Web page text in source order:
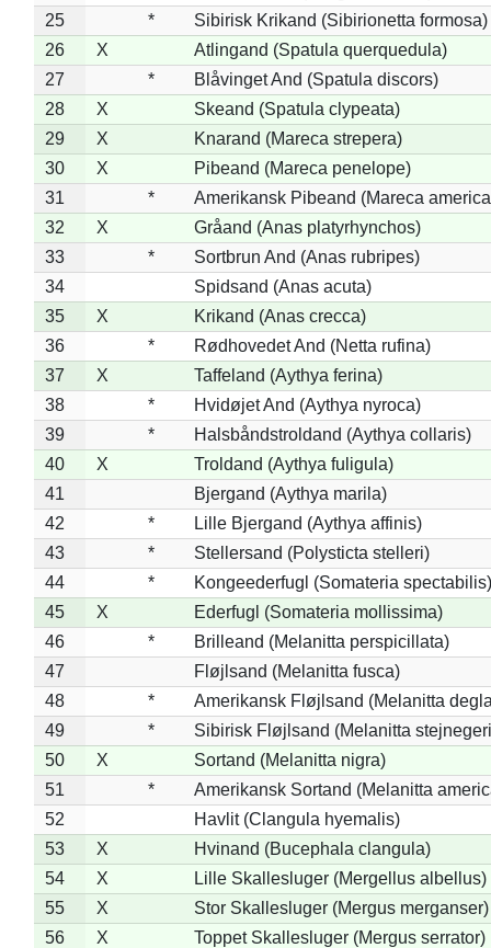
25
*
Sibirisk Krikand (Sibirionetta formosa)
26
X
Atlingand (Spatula querquedula)
27
*
Blåvinget And (Spatula discors)
28
X
Skeand (Spatula clypeata)
29
X
Knarand (Mareca strepera)
30
X
Pibeand (Mareca penelope)
31
*
Amerikansk Pibeand (Mareca
32
X
Gråand (Anas platyrhynchos)
33
*
Sortbrun And (Anas rubripes)
34
Spidsand (Anas acuta)
35
X
Krikand (Anas crecca)
36
*
Rødhovedet And (Netta rufina)
37
X
Taffeland (Aythya ferina)
38
*
Hvidøjet And (Aythya nyroca)
39
*
Halsbåndstroldand (Aythya collaris)
40
X
Troldand (Aythya fuligula)
41
Bjergand (Aythya marila)
42
*
Lille Bjergand (Aythya affinis)
43
*
Stellersand (Polysticta stelleri)
44
*
Kongeederfugl (Somateria spectabilis)
45
X
Ederfugl (Somateria mollissima)
46
*
Brilleand (Melanitta perspicillata)
47
Fløjlsand (Melanitta fusca)
48
*
Amerikansk Fløjlsand (Melanitta
49
*
Sibirisk Fløjlsand (Melanitta
50
X
Sortand (Melanitta nigra)
51
*
Amerikansk Sortand (Melanitta
52
Havlit (Clangula hyemalis)
53
X
Hvinand (Bucephala clangula)
54
X
Lille Skallesluger (Mergellus albellus)
55
X
Stor Skallesluger (Mergus merganser)
56
X
Toppet Skallesluger (Mergus serrator)